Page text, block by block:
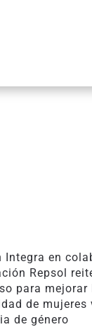
Integra en
Repsol
para mejorar
de mujeres
de género